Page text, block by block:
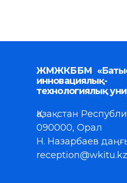
ЖМЖКББМ «Батыс
инновациялық-
технологиялық
Қазақстан
090000, Орал
Н. Назарбаев
reception@wkitu.kz